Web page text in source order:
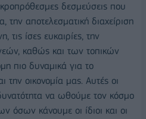
δεσμεύσεις που
την αποτελεσματική διαχείριση
ίσες ευκαιρίες, την
καθώς και των τοπικών
πιο δυναμικά για το
την οικονομία μας. Αυτές οι
να ωθούμε τον κόσμο
όσων κάνουμε οι ίδιοι και οι